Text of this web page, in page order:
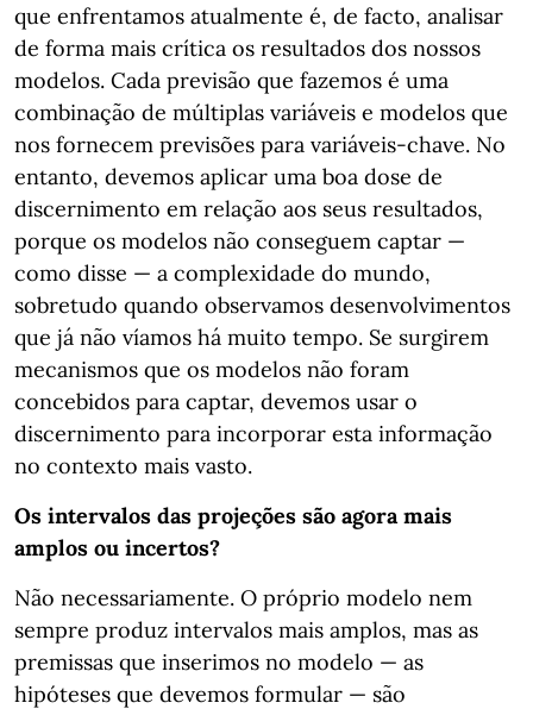
que enfrentamos atualmente é, de facto, analisar
de forma mais crítica os resultados dos nossos
modelos. Cada previsão que fazemos é uma
combinação de múltiplas variáveis e modelos que
nos fornecem previsões para variáveis-chave. No
entanto, devemos aplicar uma boa dose de
discernimento em relação aos seus resultados,
porque os modelos não conseguem captar —
como disse — a complexidade do mundo,
sobretudo quando observamos desenvolvimentos
que já não víamos há muito tempo. Se surgirem
mecanismos que os modelos não foram
concebidos para captar, devemos usar o
discernimento para incorporar esta informação
no contexto mais vasto.
Os intervalos das projeções são agora mais
amplos ou incertos?
Não necessariamente. O próprio modelo nem
sempre produz intervalos mais amplos, mas as
premissas que inserimos no modelo — as
hipóteses que devemos formular — são